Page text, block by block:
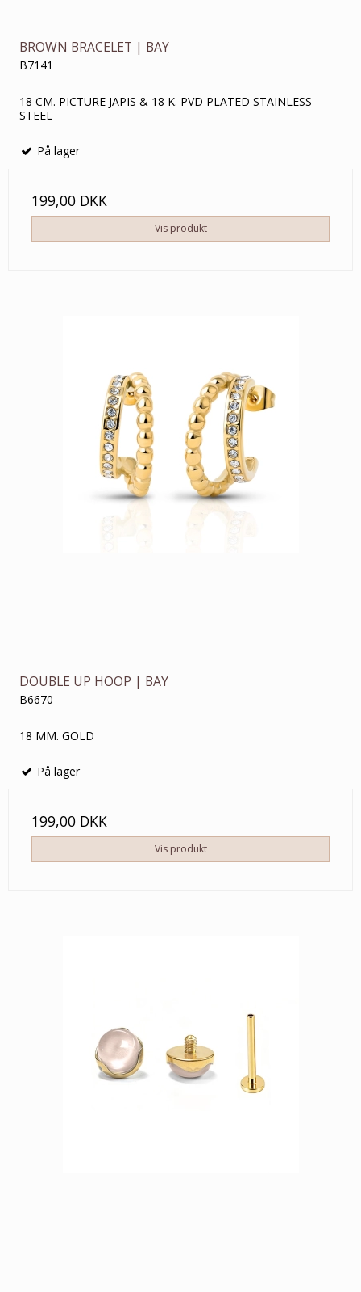
BROWN BRACELET | BAY
B7141
18 CM. PICTURE JAPIS & 18 K. PVD PLATED STAINLESS
STEEL
På lager
199,00 DKK
Vis produkt
DOUBLE UP HOOP | BAY
B6670
18 MM. GOLD
På lager
199,00 DKK
Vis produkt